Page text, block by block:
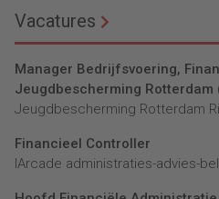
Vacatures
Manager Bedrijfsvoering,
Jeugdbescherming Rotterdam
Jeugdbescherming Rotterdam
Financieel Controller
lArcade administraties-advies-